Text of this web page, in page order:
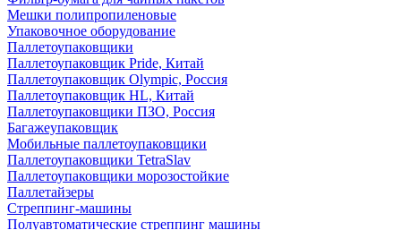
Мешки полипропиленовые
Упаковочное оборудование
Паллетоупаковщики
Паллетоупаковщик Pride, Китай
Паллетоупаковщик Olympic, Россия
Паллетоупаковщик HL, Китай
Паллетоупаковщики ПЗО, Россия
Багажеупаковщик
Мобильные паллетоупаковщики
Паллетоупаковщики TetraSlav
Паллетоупаковщики морозостойкие
Паллетайзеры
Стреппинг-машины
Полуавтоматические стреппинг машины